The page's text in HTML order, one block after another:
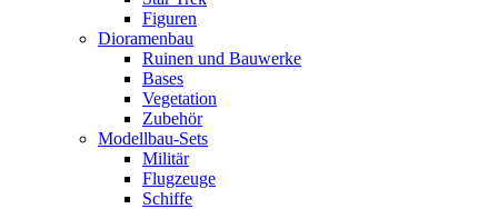
Figuren
Dioramenbau
Ruinen und Bauwerke
Bases
Vegetation
Zubehör
Modellbau-Sets
Militär
Flugzeuge
Schiffe